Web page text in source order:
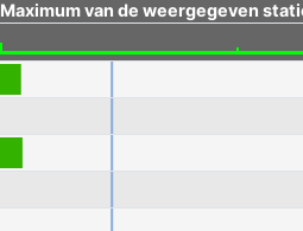
Maximum van de weergegeven